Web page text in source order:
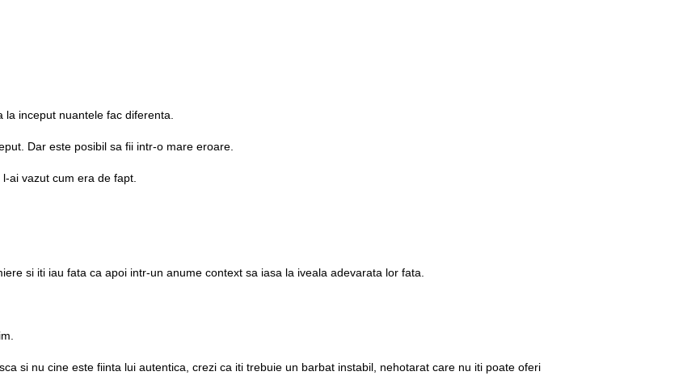
inceput nuantele fac diferenta.
Dar este posibil sa fii intr-o mare eroare.
ai vazut cum era de fapt.
si iti iau fata ca apoi intr-un anume context sa iasa la iveala adevarata lor fata.
si nu cine este fiinta lui autentica, crezi ca iti trebuie un barbat instabil, nehotarat care nu iti poate oferi